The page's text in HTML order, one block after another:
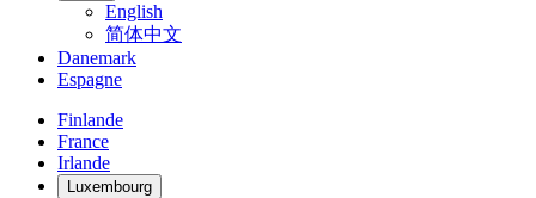
English
简体中文
Danemark
Espagne
Finlande
France
Irlande
Luxembourg